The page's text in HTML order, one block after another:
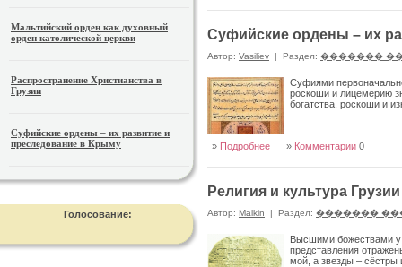
Мальтийский орден как духовный
орден католической церкви
Распространение Христианства в
Грузии
Суфийские ордены – их развитие и
преследование в Крыму
Голосование:
Суфийские ордены – их
Автор: Vasiliev | Раздел: �������
Суфиями
роскоши и лицемерию
богатства, роскоши и
» Подробнее » Комментарии 0
Религия и культура
Автор: Malkin | Раздел: �������
Высшими божествами у
представления
мой, а звезды –